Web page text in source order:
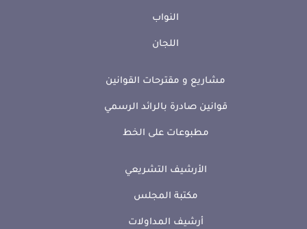
النواب
اللجان
مشاريع و مقترحات القوانين
قوانين صادرة بالرائد الرسمي
مطبوعات على الخط
الأرشيف التشريعي
مكتبة المجلس
أرشيف المداولات